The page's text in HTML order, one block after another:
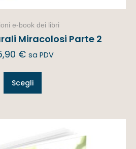
e-book dei libri
Miracolosi Parte 2
€ sa PDV
Scegli